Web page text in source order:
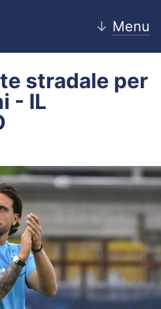
↓ Menu
stradale per
- IL